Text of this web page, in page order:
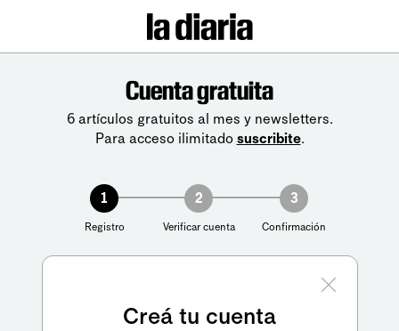
Cuenta gratuita
6 artículos gratuitos al mes y newsletters.
Para acceso ilimitado suscribite.
1
Registro
2
Verificar cuenta
3
Confirmación
Creá tu cuenta